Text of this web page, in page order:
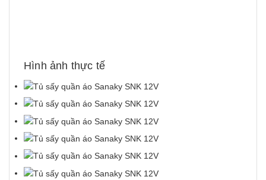
Hình ảnh thực tế